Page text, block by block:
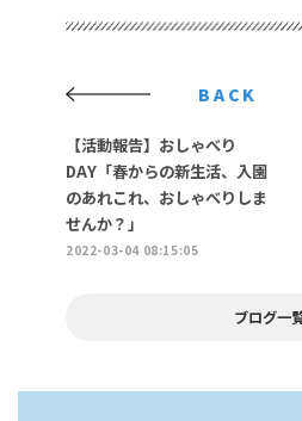
BACK
【活動報告】おしゃべり
DAY「春からの新生活、入園
のあれこれ、おしゃべりしま
せんか？」
2022-03-04 08:15:05
ブログ一